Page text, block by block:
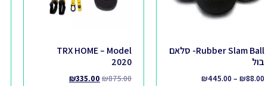
Rubber Slam Ball- סלאם
בול
₪88.00
–
₪445.00
TRX HOME – Model
2020
₪875.00
₪335.00